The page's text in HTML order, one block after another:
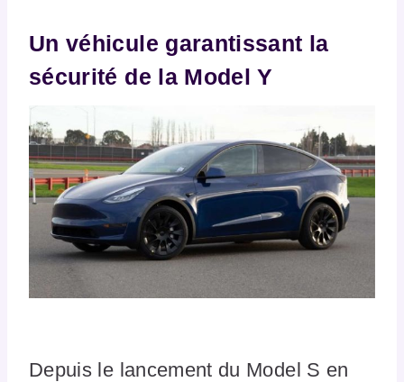
Un véhicule garantissant la
sécurité de la Model Y
Depuis le lancement du Model S en